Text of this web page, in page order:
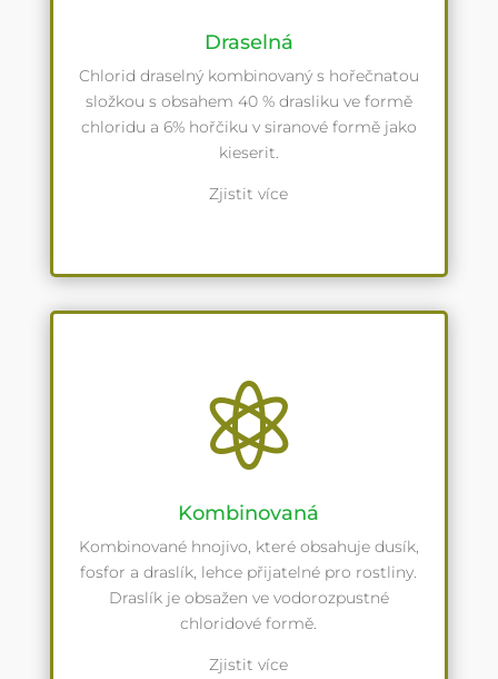
Draselná
Chlorid draselný kombinovaný s hořečnatou
složkou s obsahem 40 % drasliku ve formě
chloridu a 6% hořčiku v siranové formě jako
kieserit.
Zjistit více

Kombinovaná
Kombinované hnojivo, které obsahuje dusík,
fosfor a draslík, lehce přijatelné pro rostliny.
Draslík je obsažen ve vodorozpustné
chloridové formě.
Zjistit více